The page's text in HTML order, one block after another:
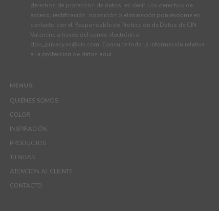
MENUS
QUIÉNES SOMOS
COLOR
INSPIRACIÓN
PRODUCTOS
TIENDAS
ATENCIÓN AL CLIENTE
CONTACTO
derechos de protección de datos, es decir, los derechos de
acceso, rectificación, oposición o eliminación poniéndome en
contacto con el Responsable de Protección de Datos de CIN
Valentine a través del correo electrónico
dpo_privacy.es@cin.com. Consulte toda la información relativa
a la protección de datos aquí.